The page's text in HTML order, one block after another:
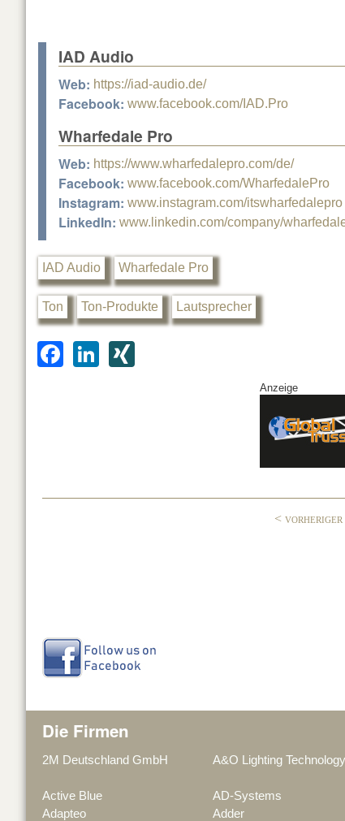
IAD Audio
Web: https://iad-audio.de/
Facebook: www.facebook.com/IAD.Pro
Wharfedale Pro
Web: https://www.wharfedalepro.com/de/
Facebook: www.facebook.com/WharfedalePro
Instagram: www.instagram.com/itswharfedalepro
LinkedIn: www.linkedin.com/company/
IAD Audio Wharfedale Pro
Ton Ton-Produkte Lautsprecher
F
o
Li
Anzeige
<
Die Firmen
2M Deutschland GmbH A&O Lighting Technology
Active Blue
AD-Systems
Adapteo
Adder